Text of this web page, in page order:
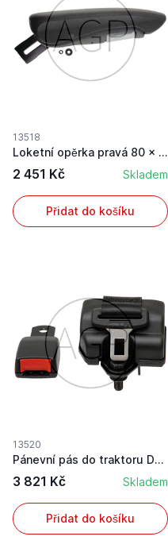
13518
Loketní opěrka pravá 80 x 380 mm pro sedačku do...
2 451 Kč Skladem
Přidat do košíku
13520
Pánevní pás do traktoru Duo-Sensitiv
3 821 Kč Skladem
Přidat do košíku